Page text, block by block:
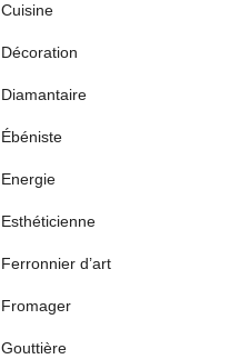
Cuisine
Décoration
Diamantaire
Ébéniste
Energie
Esthéticienne
Ferronnier d’art
Fromager
Gouttière